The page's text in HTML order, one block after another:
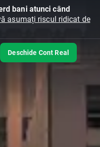
bani atunci când
asumați riscul ridicat de
Deschide Cont Real